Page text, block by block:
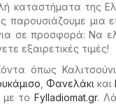
καταστήματα της
παρουσιάζουμε μια
σε προσφορά: Να
εξαιρετικές τιμές!
όπως
Φανελάκι και
με τοFylladiomat.gr.